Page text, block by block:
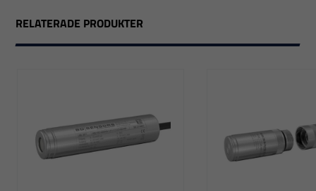
RELATERADE PRODUKTER
Nödvändiga
cookies går